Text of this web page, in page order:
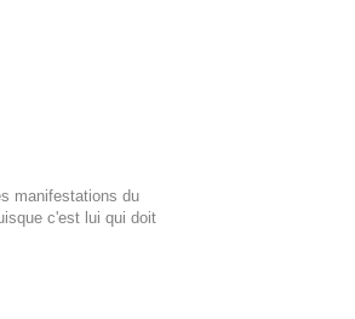
manifestations du
c'est lui qui doit